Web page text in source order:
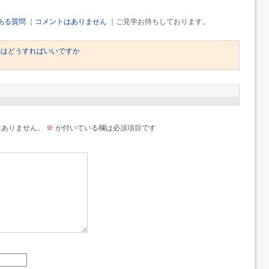
る質問 コメントはありません ｜ご見学お待ちしております。
どうすればいいですか
りません。 ※ が付いている欄は必須項目です